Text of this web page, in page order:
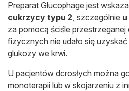
Preparat Glucophage jest
cukrzycy typu 2, szczególnie u
za pomocą ściśle przestrzeganej
fizycznych nie udało się
glukozy we krwi.
U pacjentów dorosłych można
monoterapii lub w skojarzeniu z